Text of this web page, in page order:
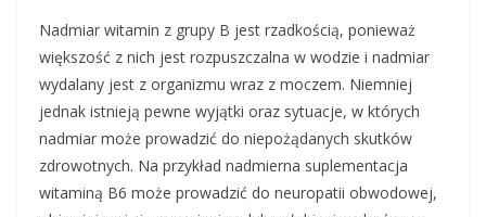
Nadmiar witamin z grupy B jest rzadkością, ponieważ
większość z nich jest rozpuszczalna w wodzie i nadmiar
wydalany jest z organizmu wraz z moczem. Niemniej
jednak istnieją pewne wyjątki oraz sytuacje, w których
nadmiar może prowadzić do niepożądanych skutków
zdrowotnych. Na przykład nadmierna suplementacja
witaminą B6 może prowadzić do neuropatii obwodowej,